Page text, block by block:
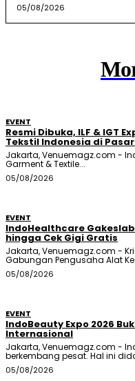
05/08/2026
EVENT
Resmi Dibuka, ILF & IGT
Tekstil Indonesia di
Jakarta, Venuemagz.com -
Garment & Textile...
05/08/2026
EVENT
IndoHealthcare
hingga Cek Gigi Gratis
Jakarta, Venuemagz.com -
Gabungan Pengusaha Alat
05/08/2026
EVENT
IndoBeauty Expo 2026
Internasional
Jakarta, Venuemagz.com -
berkembang pesat. Hal ini
05/08/2026